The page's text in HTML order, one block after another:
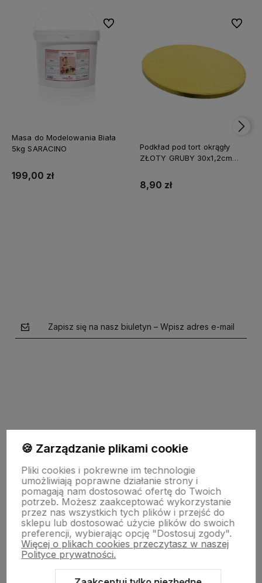
Masa do Modelowania Biała
5kg SARACINO
199,00 zł
Do ulubionych
Podkład pod tort okrągły
ZŁOTY GRUBY 30x1,2cm
8,90 zł
Do
Zapisz się na nasz biuletyn – Wpisz adres e-mail
Pomoc
Strony Informacyjne
Moje konto
🍪 Zarządzanie plikami cookie
Pliki cookies i pokrewne im technologie
umożliwiają poprawne działanie strony i
pomagają nam dostosować ofertę do Twoich
potrzeb. Możesz zaakceptować wykorzystanie
przez nas wszystkich tych plików i przejść do
sklepu lub dostosować użycie plików do swoich
preferencji, wybierając opcję "Dostosuj zgody".
Więcej o plikach cookies przeczytasz w naszej
Polityce prywatności.